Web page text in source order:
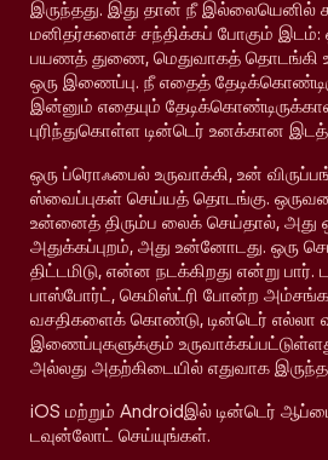
இருந்தது. இது தான் நீ இல்லையெனில்
மனிதர்களைச் சந்திக்கப் போகும் இடம்:
பயணத் துணை, மெதுவாகத் தொடங்கி
ஒரு இணைப்பு. நீ எதைத்
இன்னும் எதையும்
புரிந்துகொள்ள டின்டெர் உனக்கான
ஒரு ப்ரொஃபைல் உருவாக்கி, உன்
ஸ்வைப்புகள் செய்யத் தொடங்கு.
உன்னைத் திரும்ப லைக் செய்தால்,
அதுக்கப்புறம், அது உன்னோடது. ஒரு
திட்டமிடு, என்ன நடக்கிறது என்று
பாஸ்போர்ட், கெமிஸ்ட்ரி போன்ற
வசதிகளைக் கொண்டு, டின்டெர்
இணைப்புகளுக்கும்
அல்லது அதற்கிடையில் எதுவாக
iOS மற்றும் Androidஇல் டின்டெர்
டவுன்லோட் செய்யுங்கள்.